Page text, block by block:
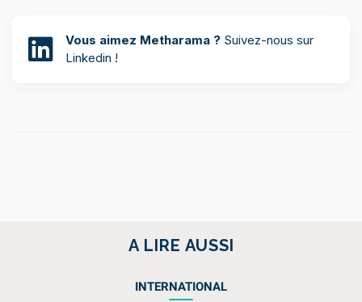
Vous aimez Metharama ? Suivez-nous sur
Linkedin !
A LIRE AUSSI
INTERNATIONAL